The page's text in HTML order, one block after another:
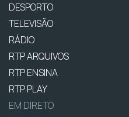
DESPORTO
TELEVISÃO
RÁDIO
RTP ARQUIVOS
RTP ENSINA
RTP PLAY
EM DIRETO